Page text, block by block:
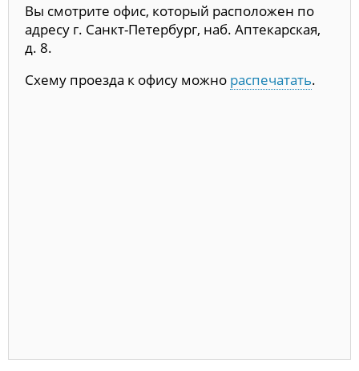
Вы смотрите офис, который расположен по
адресу г. Санкт-Петербург, наб. Аптекарская,
д. 8.
Схему проезда к офису можно распечатать.